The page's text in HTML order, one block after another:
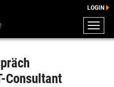
LOGIN
Consultant